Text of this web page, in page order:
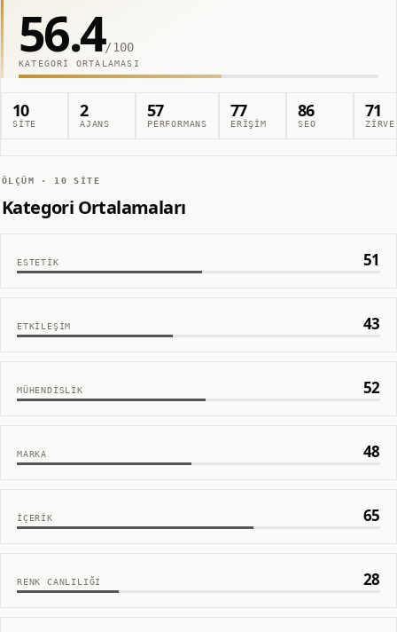
56.4/100
KATEGORI ORTALAMASI
10
SITE
2
AJANS
57
PERFORMANS
77
ERIŞIM
86
SEO
71
ZIRVE
ÖLÇÜM · 10 SITE
Kategori Ortalamaları
ESTETIK 51
ETKILEŞIM 43
MÜHENDISLIK 52
MARKA 48
İÇERIK 65
RENK CANLILIĞI 28